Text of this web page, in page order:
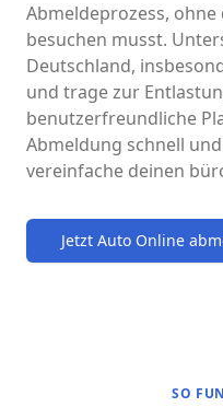
Abmeldeprozess,
besuchen musst.
Deutschland,
und trage zur
benutzerfreundliche
Abmeldung schnell
vereinfache deinen
Jetzt Auto Online
SO